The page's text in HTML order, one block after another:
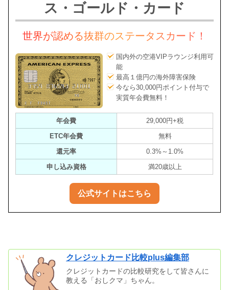
ス・ゴールド・カード
世界が認める抜群のステータスカード！
国内外の空港VIPラウンジ利用可
能
最高１億円の海外障害保険
今なら30,000円ポイント付与で
実質年会費無料！
年会費
29,000円+税
ETC年会費
無料
還元率
0.3%～1.0%
申し込み資格
満20歳以上
公式サイトはこちら
クレジットカード比較plus編集部
クレジットカードの比較研究をして皆さんに
教える「おしクマ」ちゃん。